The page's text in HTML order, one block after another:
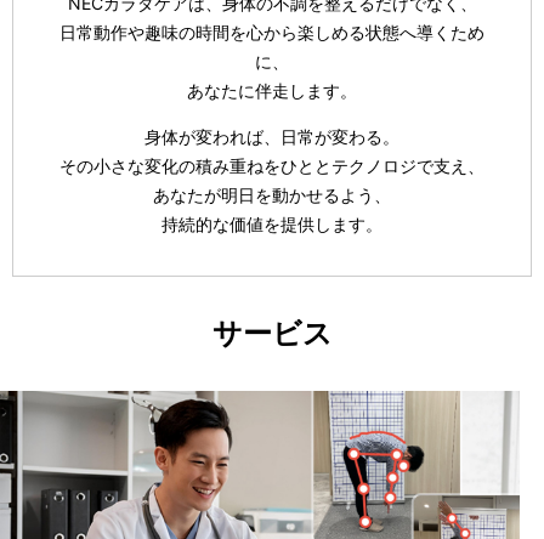
日常動作や趣味の時間を心から楽しめる状態へ導くため
に、
あなたに伴走します。
身体が変われば、日常が変わる。
その小さな変化の積み重ねをひととテクノロジで支え、
あなたが明日を動かせるよう、
持続的な価値を提供します。
サービス